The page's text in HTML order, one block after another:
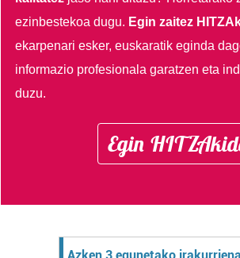
ezinbestekoa dugu. Egin zaitez
ekarpenari esker, euskaratik eginda
informazio profesionala garatzen eta
duzu.
Egin